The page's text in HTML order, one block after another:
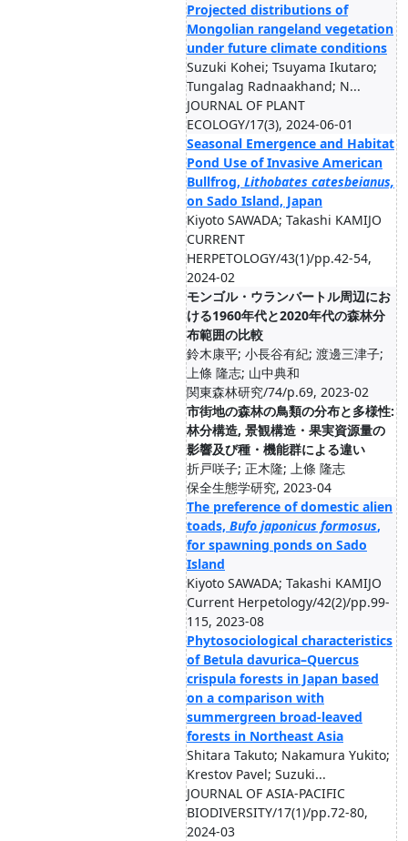
Projected distributions of
Mongolian rangeland vegetation
under future climate conditions
Suzuki Kohei; Tsuyama Ikutaro;
Tungalag Radnaakhand; N...
JOURNAL OF PLANT
ECOLOGY/17(3), 2024-06-01
Seasonal Emergence and Habitat
Pond Use of Invasive American
Bullfrog, Lithobates catesbeianus,
on Sado Island, Japan
Kiyoto SAWADA; Takashi KAMIJO
CURRENT
HERPETOLOGY/43(1)/pp.42-54,
2024-02
モンゴル・ウランバートル周辺にお
ける1960年代と2020年代の森林分
布範囲の比較
鈴木康平; 小長谷有紀; 渡邊三津子;
上條 隆志; 山中典和
関東森林研究/74/p.69, 2023-02
市街地の森林の鳥類の分布と多様性:
林分構造, 景観構造・果実資源量の
影響及び種・機能群による違い
折戸咲子; 正木隆; 上條 隆志
保全生態学研究, 2023-04
The preference of domestic alien
toads, Bufo japonicus formosus,
for spawning ponds on Sado
Island
Kiyoto SAWADA; Takashi KAMIJO
Current Herpetology/42(2)/pp.99-
115, 2023-08
Phytosociological characteristics
of Betula davurica–Quercus
crispula forests in Japan based
on a comparison with
summergreen broad-leaved
forests in Northeast Asia
Shitara Takuto; Nakamura Yukito;
Krestov Pavel; Suzuki...
JOURNAL OF ASIA-PACIFIC
BIODIVERSITY/17(1)/pp.72-80,
2024-03